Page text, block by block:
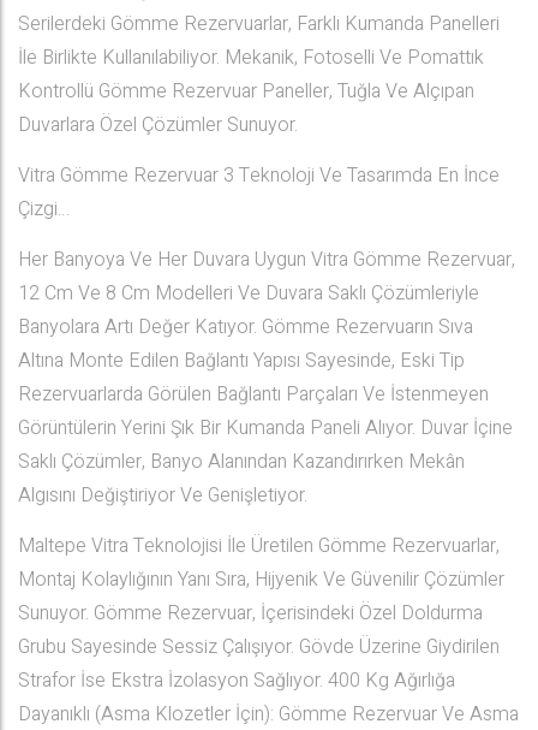
Serilerdeki Gömme Rezervuarlar, Farklı Kumanda Panelleri
İle Birlikte Kullanılabiliyor. Mekanik, Fotoselli Ve Pomattık
Kontrollü Gömme Rezervuar Paneller, Tuğla Ve Alçıpan
Duvarlara Özel Çözümler Sunuyor.
Vitra Gömme Rezervuar 3 Teknoloji Ve Tasarımda En İnce
Çizgi…
Her Banyoya Ve Her Duvara Uygun Vitra Gömme Rezervuar,
12 Cm Ve 8 Cm Modelleri Ve Duvara Saklı Çözümleriyle
Banyolara Artı Değer Katıyor. Gömme Rezervuarın Sıva
Altına Monte Edilen Bağlantı Yapısı Sayesinde, Eski Tip
Rezervuarlarda Görülen Bağlantı Parçaları Ve İstenmeyen
Görüntülerin Yerini Şık Bir Kumanda Paneli Alıyor. Duvar İçine
Saklı Çözümler, Banyo Alanından Kazandırırken Mekân
Algısını Değiştiriyor Ve Genişletiyor.
Maltepe Vitra Teknolojisi İle Üretilen Gömme Rezervuarlar,
Montaj Kolaylığının Yanı Sıra, Hijyenik Ve Güvenilir Çözümler
Sunuyor. Gömme Rezervuar, İçerisindeki Özel Doldurma
Grubu Sayesinde Sessiz Çalışıyor. Gövde Üzerine Giydirilen
Strafor İse Ekstra İzolasyon Sağlıyor. 400 Kg Ağırlığa
Dayanıklı (Asma Klozetler İçin): Gömme Rezervuar Ve Asma